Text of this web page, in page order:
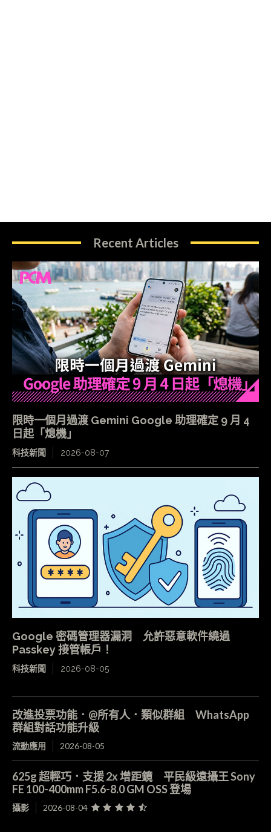
Recent Articles
限時一個月過渡 Gemini Google 助理確定 9 月 4
日起「熄機」
科技新聞 2026-08-07
Google 密碼管理器漏洞 允許惡意軟件繞過
Passkey 接管帳戶！
科技新聞 2026-08-05
改進投票功能．@所有人．類似群組 WhatsApp
群組對話功能升級
流動應用 2026-08-05
625g 超輕巧．支援 2x 增距鏡 平民級遠攝王 Sony
FE 100-400mm F5.6-8.0 GM OSS 登場
攝影 2026-08-04